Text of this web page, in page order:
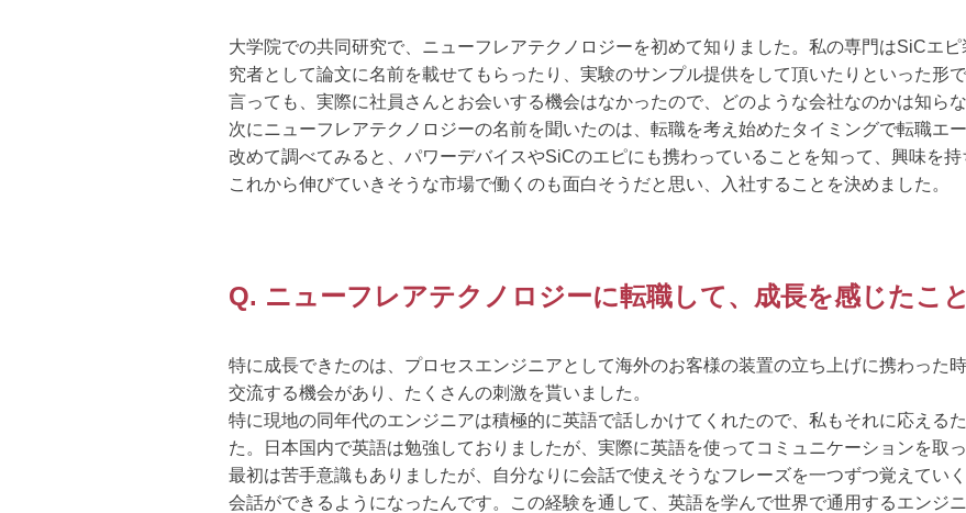
大学院での共同研究で、ニューフレアテクノロジーを初めて知りました。私の専門はSiCエ
究者として論文に名前を載せてもらったり、実験のサンプル提供をして頂いたりといった形
言っても、実際に社員さんとお会いする機会はなかったので、どのような会社なのかは知ら
次にニューフレアテクノロジーの名前を聞いたのは、転職を考え始めたタイミングで転職エ
改めて調べてみると、パワーデバイスやSiCのエピにも携わっていることを知って、興味を持
これから伸びていきそうな市場で働くのも面白そうだと思い、入社することを決めました。
Q. ニューフレアテクノロジーに転職して、成長を感じたこ
特に成長できたのは、プロセスエンジニアとして海外のお客様の装置の立ち上げに携わった
交流する機会があり、たくさんの刺激を貰いました。
特に現地の同年代のエンジニアは積極的に英語で話しかけてくれたので、私もそれに応える
た。日本国内で英語は勉強しておりましたが、実際に英語を使ってコミュニケーションを取
最初は苦手意識もありましたが、自分なりに会話で使えそうなフレーズを一つずつ覚えてい
会話ができるようになったんです。この経験を通して、英語を学んで世界で通用するエンジ